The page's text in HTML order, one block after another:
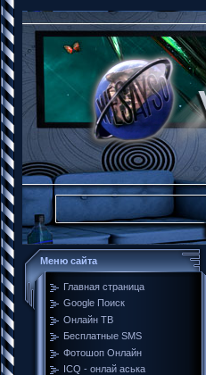
Меню сайта
Главная страница
Google Поиск
Онлайн ТВ
Бесплатные SMS
Фотошоп Онлайн
ICQ - онлай аська